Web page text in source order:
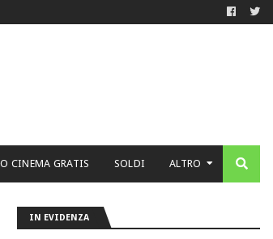
CINEMA GRATIS SOLDI ALTRO
IN EVIDENZA